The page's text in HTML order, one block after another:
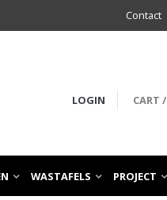
Contact
LOGIN CART /
WASTAFELS PROJECT